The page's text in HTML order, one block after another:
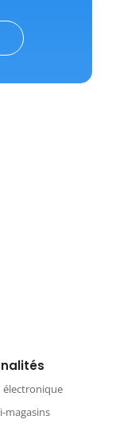
électronique
magasins